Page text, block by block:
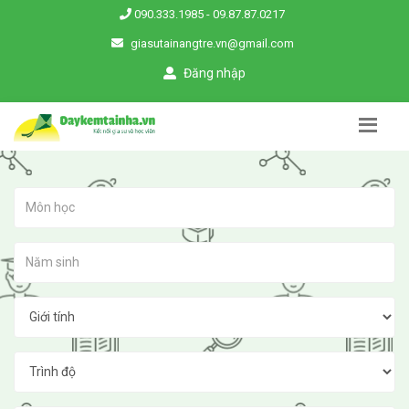
090.333.1985 - 09.87.87.0217
giasutainangtre.vn@gmail.com
Đăng nhập